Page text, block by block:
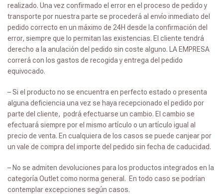
realizado. Una vez confirmado el error en el proceso de pedido y
transporte por nuestra parte se procederá al envío inmediato del
pedido correcto en un máximo de 24H desde la confirmación del
error, siempre que lo permitan las existencias. El cliente tendrá
derecho a la anulación del pedido sin coste alguno. LA EMPRESA
correrá con los gastos de recogida y entrega del pedido
equivocado.
– Si el producto no se encuentra en perfecto estado o presenta
alguna deficiencia una vez se haya recepcionado el pedido por
parte del cliente, podrá efectuarse un cambio. El cambio se
efectuará siempre por el mismo artículo o un artículo igual al
precio de venta. En cualquiera de los casos se puede canjear por
un vale de compra del importe del pedido sin fecha de caducidad.
– No se admiten devoluciones para los productos integrados en la
categoría Outlet como norma general. En todo caso se podrían
contemplar excepciones según casos.